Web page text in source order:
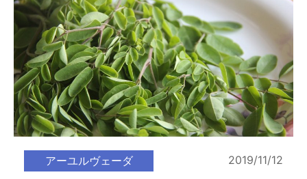
アーユルヴェーダ 2019/11/12